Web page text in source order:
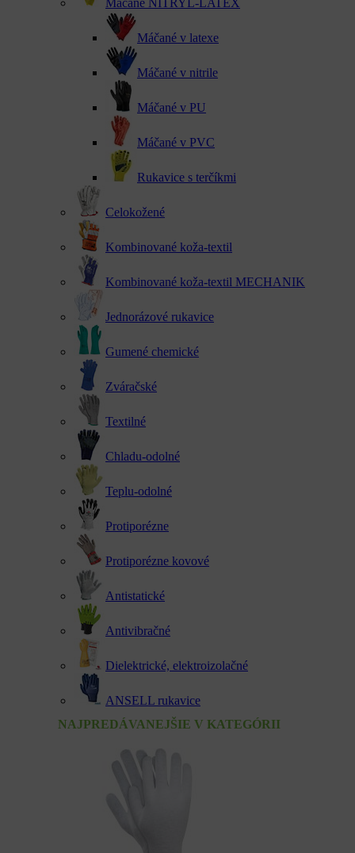
Máčané NITRYL-LATEX
Máčané v latexe
Máčané v nitrile
Máčané v PU
Máčané v PVC
Rukavice s terčíkmi
Celokožené
Kombinované koža-textil
Kombinované koža-textil MECHANIK
Jednorázové rukavice
Gumené chemické
Zváračské
Textilné
Chladu-odolné
Teplu-odolné
Protiporézne
Protiporézne kovové
Antistatické
Antivibračné
Dielektrické, elektroizolačné
ANSELL rukavice
NAJPREDÁVANEJŠIE V KATEGÓRII